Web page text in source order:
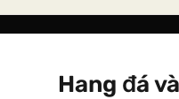
Hang đá